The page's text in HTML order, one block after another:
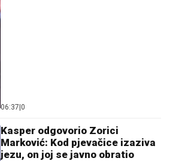
06:37 0
Kasper odgovorio Zorici
Marković: Kod pjevačice izaziva
jezu, on joj se javno obratio